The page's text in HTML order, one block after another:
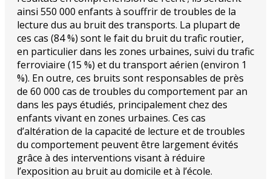
ainsi 550 000 enfants à souffrir de troubles de la
lecture dus au bruit des transports. La plupart de
ces cas (84 %) sont le fait du bruit du trafic routier,
en particulier dans les zones urbaines, suivi du trafic
ferroviaire (15 %) et du transport aérien (environ 1
%). En outre, ces bruits sont responsables de près
de 60 000 cas de troubles du comportement par an
dans les pays étudiés, principalement chez des
enfants vivant en zones urbaines. Ces cas
d’altération de la capacité de lecture et de troubles
du comportement peuvent être largement évités
grâce à des interventions visant à réduire
l’exposition au bruit au domicile et à l’école.